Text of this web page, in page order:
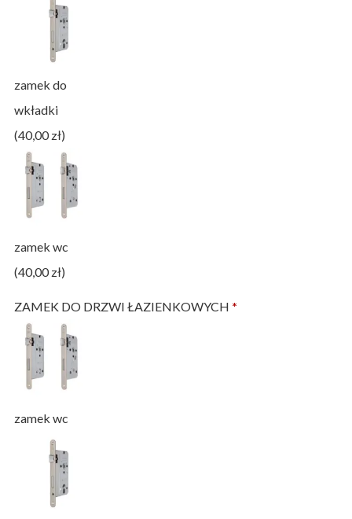
zamek do
wkładki
(40,00 zł)
zamek wc
(40,00 zł)
ZAMEK DO DRZWI ŁAZIENKOWYCH *
zamek wc